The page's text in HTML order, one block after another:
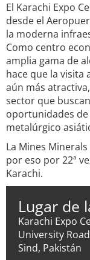
El Karachi Expo
desde el
la moderna
Como centro
amplia gama de
hace que la visita
aún más
sector que
oportunidades
metalúrgico
La Mines
por eso por 22ª
Karachi.
Lugar de
Karachi Expo
University
Sind, Pakistán